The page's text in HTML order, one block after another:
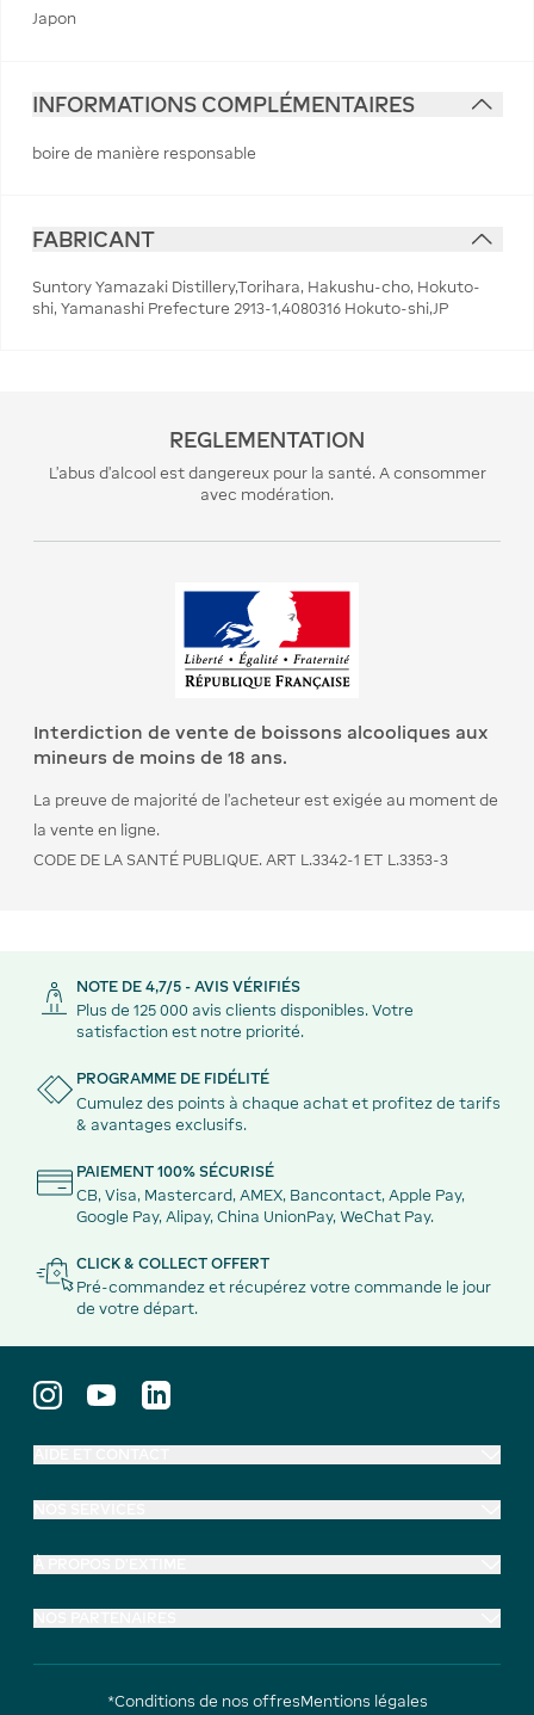
Japon
INFORMATIONS COMPLÉMENTAIRES
boire de manière responsable
FABRICANT
Suntory Yamazaki Distillery,Torihara, Hakushu-cho, Hokuto-
shi, Yamanashi Prefecture 2913-1,4080316 Hokuto-shi,JP
REGLEMENTATION
L’abus d’alcool est dangereux pour la santé. A consommer
avec modération.
Interdiction de vente de boissons alcooliques aux
mineurs de moins de 18 ans.
La preuve de majorité de l’acheteur est exigée au moment de
la vente en ligne.
CODE DE LA SANTÉ PUBLIQUE. ART L.3342-1 ET L.3353-3
NOTE DE 4,7/5 - AVIS VÉRIFIÉS
Plus de 125 000 avis clients disponibles. Votre
satisfaction est notre priorité.
PROGRAMME DE FIDÉLITÉ
Cumulez des points à chaque achat et profitez de tarifs
& avantages exclusifs.
PAIEMENT 100% SÉCURISÉ
CB, Visa, Mastercard, AMEX, Bancontact, Apple Pay,
Google Pay, Alipay, China UnionPay, WeChat Pay.
CLICK & COLLECT OFFERT
Pré-commandez et récupérez votre commande le jour
de votre départ.
*Conditions de nos offresMentions légales